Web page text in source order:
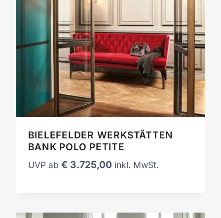
BIELEFELDER WERKSTÄTTEN
BANK POLO PETITE
UVP ab € 3.725,00 inkl. MwSt.